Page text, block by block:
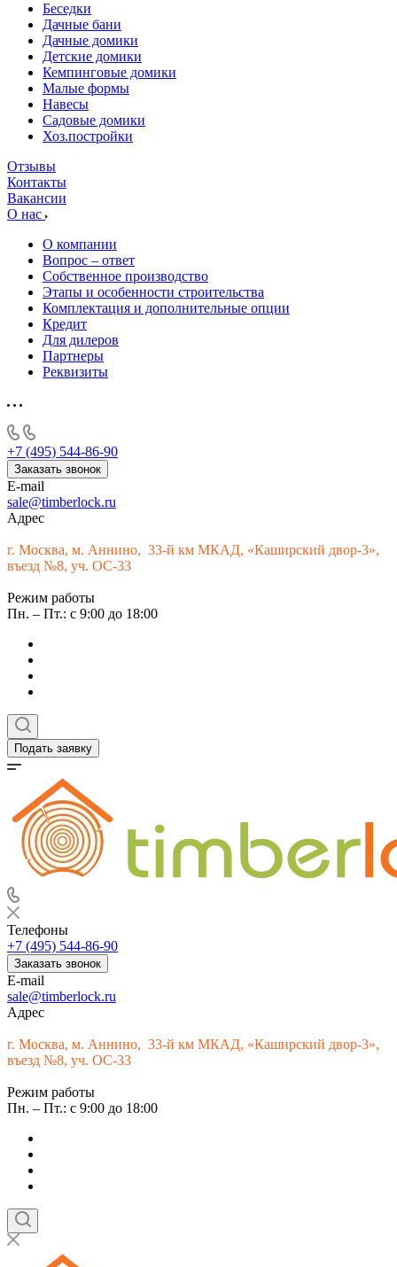
Беседки
Дачные бани
Дачные домики
Детские домики
Кемпинговые домики
Малые формы
Навесы
Садовые домики
Хоз.постройки
Отзывы
Контакты
Вакансии
О нас
О компании
Вопрос – ответ
Собственное производство
Этапы и особенности строительства
Комплектация и дополнительные опции
Кредит
Для дилеров
Партнеры
Реквизиты
+7 (495) 544-86-90
Заказать звонок
E-mail
sale@timberlock.ru
Адрес
г. Москва, м. Аннино, 33-й км МКАД, «Каширский двор-3»,
въезд №8, уч. ОС-33
Режим работы
Пн. – Пт.: с 9:00 до 18:00
Подать заявку
Телефоны
+7 (495) 544-86-90
Заказать звонок
E-mail
sale@timberlock.ru
Адрес
г. Москва, м. Аннино, 33-й км МКАД, «Каширский двор-3»,
въезд №8, уч. ОС-33
Режим работы
Пн. – Пт.: с 9:00 до 18:00